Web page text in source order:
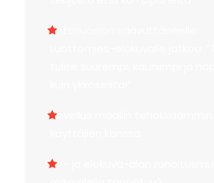
Jättisuosion saavuttaneelle
Sovellus maaliin tehokkaammin
TV- ja elokuva-alan